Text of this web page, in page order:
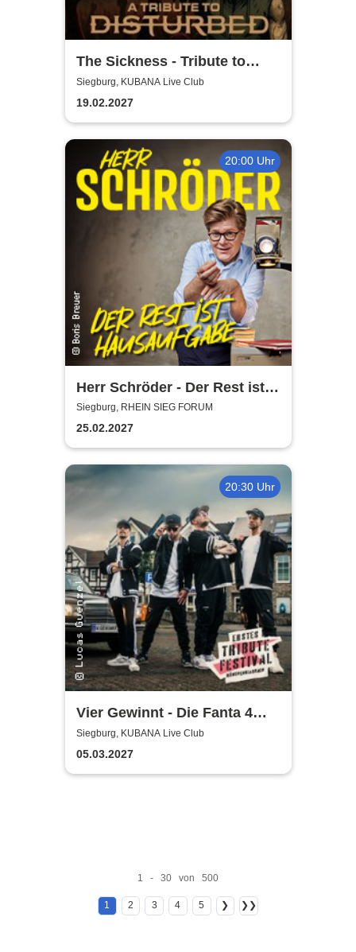
The Sickness - Tribute to
Disturbed
Siegburg, KUBANA Live Club
19.02.2027
20:00 Uhr
Herr Schröder - Der Rest ist
Hausaufgabe
Siegburg, RHEIN SIEG FORUM
25.02.2027
20:30 Uhr
Vier Gewinnt - Die Fanta 4
Tributeband
Siegburg, KUBANA Live Club
05.03.2027
1 - 30 von 500
1 2 3 4 5 ❯ ❯❯